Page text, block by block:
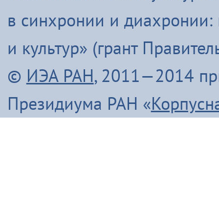
в синхронии и диахронии:
и культур» (грант
© ИЭА РАН, 2011—2014
Президиума РАН «